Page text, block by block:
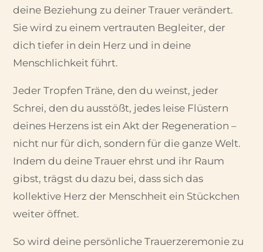
deine Beziehung zu deiner Trauer verändert.
Sie wird zu einem vertrauten Begleiter, der
dich tiefer in dein Herz und in deine
Menschlichkeit führt.
Jeder Tropfen Träne, den du weinst, jeder
Schrei, den du ausstößt, jedes leise Flüstern
deines Herzens ist ein Akt der Regeneration –
nicht nur für dich, sondern für die ganze Welt.
Indem du deine Trauer ehrst und ihr Raum
gibst, trägst du dazu bei, dass sich das
kollektive Herz der Menschheit ein Stückchen
weiter öffnet.
So wird deine persönliche Trauerzeremonie zu